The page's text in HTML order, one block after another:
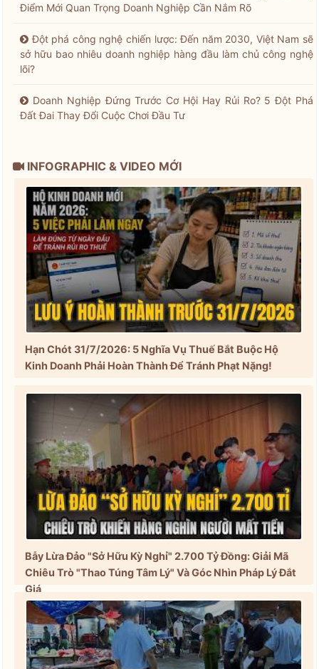
Điểm Mới Quan Trọng Doanh Nghiệp Cần Nắm Rõ
Đột phá công nghệ chiến lược: Đến năm 2030, Việt Nam sẽ
sở hữu bao nhiêu doanh nghiệp hàng đầu làm chủ công nghệ
lõi?
Doanh Nghiệp Đứng Trước Cơ Hội Hay Rủi Ro? 5 Đột Phá
Đất Đai Thay Đổi Cuộc Chơi Đầu Tư
INFOGRAPHIC & VIDEO MỚI
Hạn Chót 31/7/2026: 5 Nghĩa Vụ Thuế Bắt Buộc Hộ
Kinh Doanh Phải Hoàn Thành Để Tránh Phạt Nặng!
Bẫy Lừa Đảo "Sở Hữu Kỳ Nghỉ" 2.700 Tỷ Đồng: Giải Mã
Chiêu Trò "Thao Túng Tâm Lý" Và Góc Nhìn Pháp Lý Đắt
Giá